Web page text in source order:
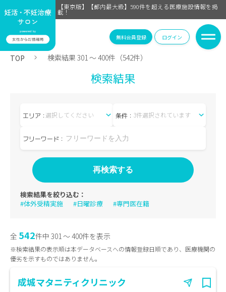
【東京版】【都内最大級】590件を超える医療施設情報を掲
載！
無料会員登録 ログイン
TOP 検索結果 301 〜 400件（542件）
検索結果
エリア：選択してください 条件： 3件選択されています
フリーワード：
検索結果を絞り込む：
#体外受精実施
#日曜診療 #専門医在籍
全 542件中 301 〜 400件を表示
※検索結果の表示順は本データベースへの情報登録日順であり、医療機関の
優劣を示すものではありません。
成城マタニティクリニック